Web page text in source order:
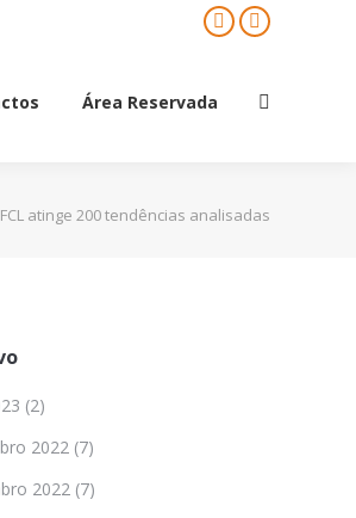
Facebook
Mail
Área Reservada Search:
atinge 200 tendências analisadas
(2)
2022 (7)
2022 (7)
Área Reservada Search: